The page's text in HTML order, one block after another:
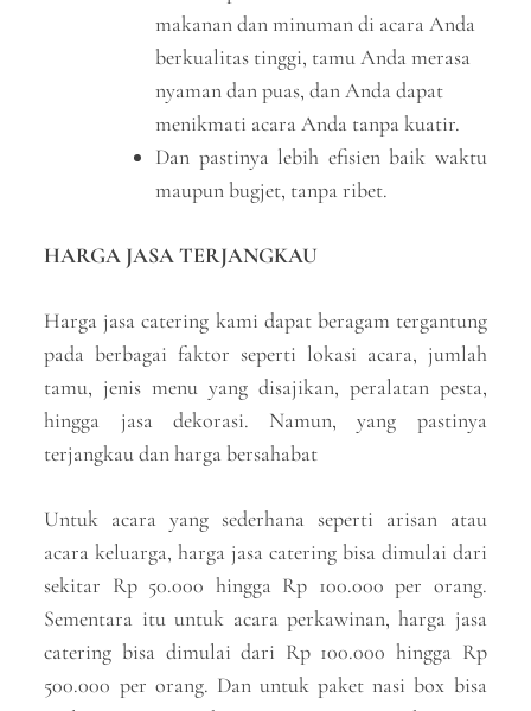
makanan dan minuman di acara Anda
berkualitas tinggi, tamu Anda merasa
nyaman dan puas, dan Anda dapat
menikmati acara Anda tanpa kuatir.
Dan pastinya lebih efisien baik waktu
maupun bugjet, tanpa ribet.
HARGA JASA TERJANGKAU
Harga jasa catering kami dapat beragam tergantung
pada berbagai faktor seperti lokasi acara, jumlah
tamu, jenis menu yang disajikan, peralatan pesta,
hingga jasa dekorasi. Namun, yang pastinya
terjangkau dan harga bersahabat
Untuk acara yang sederhana seperti arisan atau
acara keluarga, harga jasa catering bisa dimulai dari
sekitar Rp 50.000 hingga Rp 100.000 per orang.
Sementara itu untuk acara perkawinan, harga jasa
catering bisa dimulai dari Rp 100.000 hingga Rp
500.000 per orang. Dan untuk paket nasi box bisa